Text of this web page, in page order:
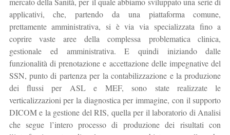
applicativi, che, partendo da una piattaforma comune,
prettamente amministrativa, si è via via specializzata fino a
coprire vaste aree della complessa problematica clinica,
gestionale ed amministrativa. E quindi iniziando dalle
funzionalità di prenotazione e accettazione delle impegnative del
SSN, punto di partenza per la contabilizzazione e la produzione
dei flussi per ASL e MEF, sono state realizzate le
verticalizzazioni per la diagnostica per immagine, con il supporto
DICOM e la gestione del RIS, quella per il laboratorio di Analisi
che segue l’intero processo di produzione dei risultati con